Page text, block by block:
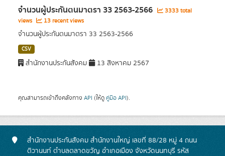
จำนวนผู้ประกันตนมาตรา 33 2563-2566
3333 total
views
13 recent views
จำนวนผู้ประกันตนมาตรา 33 2563-2566
CSV
สำนักงานประกันสังคม 13 สิงหาคม 2567
คุณสามารถเข้าถึงคลังทาง API (ให้ดู คู่มือ API).
สำนักงานประกันสังคม สำนักงานใหญ่ เลขที่ 88/28 หมู่ 4 ถนน
ติวานนท์ ตำบลตลาดขวัญ อำเภอเมือง จังหวัดนนทบุรี รหัส